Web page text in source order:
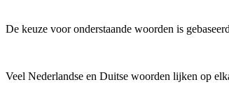
De keuze voor onderstaande woorden is
Veel Nederlandse en Duitse woorden lijken op